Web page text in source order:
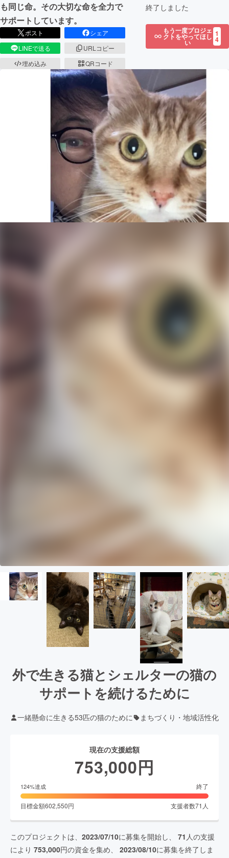
も同じ命。その大切な命を全力で
サポートしています。
ポスト
シェア
LINEで送る
URLコピー
埋め込み
QRコード
終了しました
もう一度プロジェ
クトをやってほし
い
1
4
外で生きる猫とシェルターの猫の
サポートを続けるために
一緒懸命に生きる53匹の猫のために まちづくり・地域活性化
現在の支援総額
753,000円
124%達成 終了
目標金額602,550円 支援者数71 人
このプロジェクトは、 2023/07/10に募集を開始し、 71 人の支援
により 753,000円の資金を集め、 2023/08/10に募集を終了しま